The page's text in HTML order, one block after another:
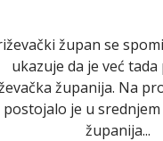
župan se
ukazuje da je već
županija. Na
postojalo je u
županija...